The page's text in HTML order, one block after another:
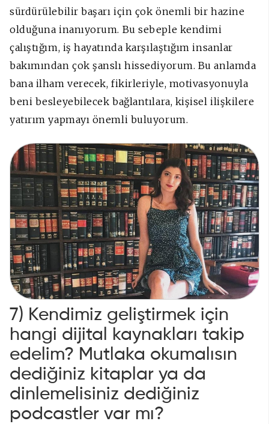
sürdürülebilir başarı için çok önemli bir hazine
olduğuna inanıyorum. Bu sebeple kendimi
çalıştığım, iş hayatında karşılaştığım insanlar
bakımından çok şanslı hissediyorum. Bu anlamda
bana ilham verecek, fikirleriyle, motivasyonuyla
beni besleyebilecek bağlantılara, kişisel ilişkilere
yatırım yapmayı önemli buluyorum.
7) Kendimiz geliştirmek için
hangi dijital kaynakları takip
edelim? Mutlaka okumalısın
dediğiniz kitaplar ya da
dinlemelisiniz dediğiniz
podcastler var mı?